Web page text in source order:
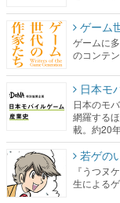
ゲーム
ゲームに
のコンテ
日本モ
日本のモ
網羅する
載。約20
若ゲの
『うつヌ
生による